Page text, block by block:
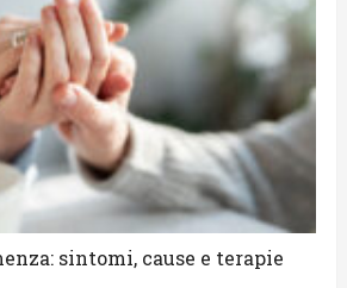
sintomi, cause e terapie